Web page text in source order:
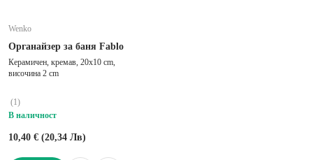
Wenko
Органайзер за баня Fablo
Керамичен, кремав, 20x10 cm,
височина 2 cm
(1)
В наличност
10,40 € (20,34 Лв)